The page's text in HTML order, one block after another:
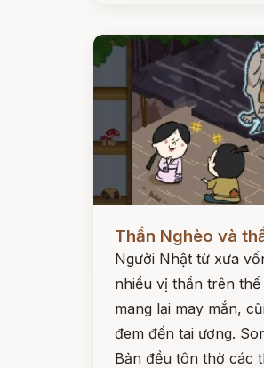
Đọc ngay
Thần Nghèo và
Người Nhật từ xưa
nhiều vị thần trên thế
mang lại may mắn,
đem đến tai ương.
Bản đều tôn thờ các